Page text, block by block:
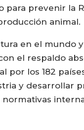
para prevenir la
animal.
en el mundo
el respaldo
por los 182
y desarrollar